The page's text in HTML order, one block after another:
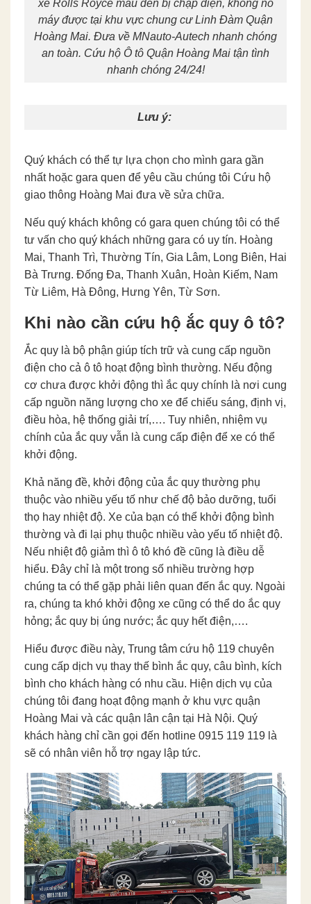
xe Rolls Royce màu đen bị chập điện, không nổ
máy được tại khu vực chung cư Linh Đàm Quận
Hoàng Mai. Đưa về MNauto-Autech nhanh chóng
an toàn. Cứu hộ Ô tô Quận Hoàng Mai tận tình
nhanh chóng 24/24!
Lưu ý:
Quý khách có thể tự lựa chọn cho mình gara gần
nhất hoặc gara quen để yêu cầu chúng tôi Cứu hộ
giao thông Hoàng Mai đưa về sửa chữa.
Nếu quý khách không có gara quen chúng tôi có thể
tư vấn cho quý khách những gara có uy tín. Hoàng
Mai, Thanh Trì, Thường Tín, Gia Lâm, Long Biên, Hai
Bà Trưng. Đống Đa, Thanh Xuân, Hoàn Kiếm, Nam
Từ Liêm, Hà Đông, Hưng Yên, Từ Sơn.
Khi nào cần cứu hộ ắc quy ô tô?
Ắc quy là bộ phận giúp tích trữ và cung cấp nguồn
điện cho cả ô tô hoạt động bình thường. Nếu động
cơ chưa được khởi động thì ắc quy chính là nơi cung
cấp nguồn năng lượng cho xe để chiếu sáng, định vị,
điều hòa, hệ thống giải trí,…. Tuy nhiên, nhiệm vụ
chính của ắc quy vẫn là cung cấp điện để xe có thể
khởi động.
Khả năng đề, khởi động của ắc quy thường phụ
thuộc vào nhiều yếu tố như chế độ bảo dưỡng, tuổi
thọ hay nhiệt độ. Xe của bạn có thể khởi động bình
thường và đi lại phụ thuộc nhiều vào yếu tố nhiệt độ.
Nếu nhiệt độ giảm thì ô tô khó đề cũng là điều dễ
hiểu. Đây chỉ là một trong số nhiều trường hợp
chúng ta có thể gặp phải liên quan đến ắc quy. Ngoài
ra, chúng ta khó khởi động xe cũng có thể do ắc quy
hỏng; ắc quy bị úng nước; ắc quy hết điện,….
Hiểu được điều này, Trung tâm cứu hộ 119 chuyên
cung cấp dịch vụ thay thế bình ắc quy, câu bình, kích
bình cho khách hàng có nhu cầu. Hiện dịch vụ của
chúng tôi đang hoạt động mạnh ở khu vực quận
Hoàng Mai và các quận lân cận tại Hà Nội. Quý
khách hàng chỉ cần gọi đến hotline 0915 119 119 là
sẽ có nhân viên hỗ trợ ngay lập tức.